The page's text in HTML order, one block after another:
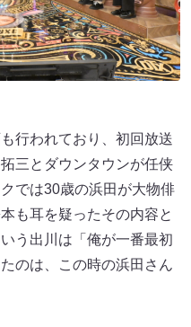
行われており、初回放送
三とダウンタウンが任侠
では30歳の浜田が大物俳
も耳を疑ったその内容と
う出川は「俺が一番最初
のは、この時の浜田さん